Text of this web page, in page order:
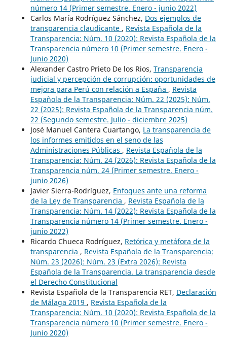
número 14 (Primer semestre. Enero - junio 2022)
Carlos María Rodríguez Sánchez, Dos ejemplos de
transparencia claudicante , Revista Española de la
Transparencia: Núm. 10 (2020): Revista Española de la
Transparencia número 10 (Primer semestre. Enero -
Junio 2020)
Alexander Castro Prieto De los Rios, Transparencia
judicial y percepción de corrupción: oportunidades de
mejora para Perú con relación a España , Revista
Española de la Transparencia: Núm. 22 (2025): Núm.
22 (2025): Revista Española de la Transparencia núm.
22 (Segundo semestre. Julio - diciembre 2025)
José Manuel Cantera Cuartango, La transparencia de
los informes emitidos en el seno de las
Administraciones Públicas , Revista Española de la
Transparencia: Núm. 24 (2026): Revista Española de la
Transparencia núm. 24 (Primer semestre. Enero -
junio 2026)
Javier Sierra-Rodríguez, Enfoques ante una reforma
de la Ley de Transparencia , Revista Española de la
Transparencia: Núm. 14 (2022): Revista Española de la
Transparencia número 14 (Primer semestre. Enero -
junio 2022)
Ricardo Chueca Rodríguez, Retórica y metáfora de la
transparencia , Revista Española de la Transparencia:
Núm. 23 (2026): Núm. 23 (Extra 2026): Revista
Española de la Transparencia. La transparencia desde
el Derecho Constitucional
Revista Española de la Transparencia RET, Declaración
de Málaga 2019 , Revista Española de la
Transparencia: Núm. 10 (2020): Revista Española de la
Transparencia número 10 (Primer semestre. Enero -
Junio 2020)